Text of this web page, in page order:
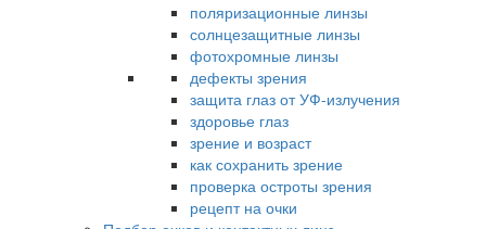
поляризационные линзы
солнцезащитные линзы
фотохромные линзы
дефекты зрения
защита глаз от УФ-излучения
здоровье глаз
зрение и возраст
как сохранить зрение
проверка остроты зрения
рецепт на очки